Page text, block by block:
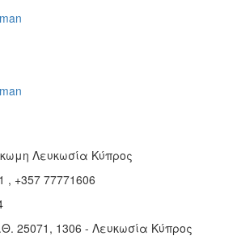
Λευκωσία Κύπρος
, +357 77771606
25071, 1306 - Λευκωσία Κύπρος